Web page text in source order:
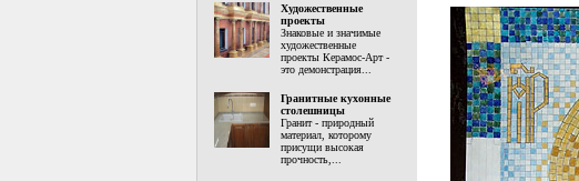
Художественные
проекты
Знаковые и значимые
художественные
проекты Керамос-Арт -
это демонстрация...
Гранитные кухонные
столешницы
Гранит - природный
материал, которому
присущи высокая
прочность,...